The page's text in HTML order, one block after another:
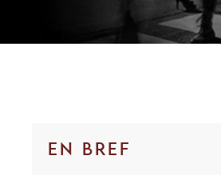
EN BREF